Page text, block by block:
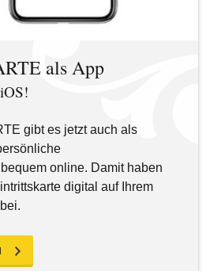
als App
gibt es jetzt auch als
online. Damit haben
digital auf Ihrem